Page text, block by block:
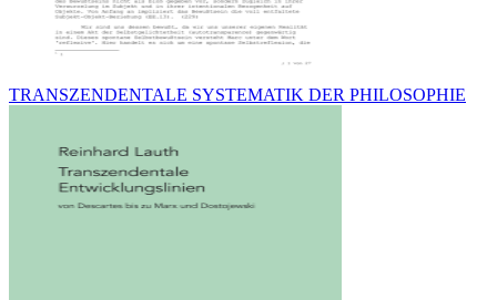
TRANSZENDENTALE SYSTEMATIK DER PHILOSOPHIE